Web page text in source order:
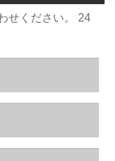
せください。 24